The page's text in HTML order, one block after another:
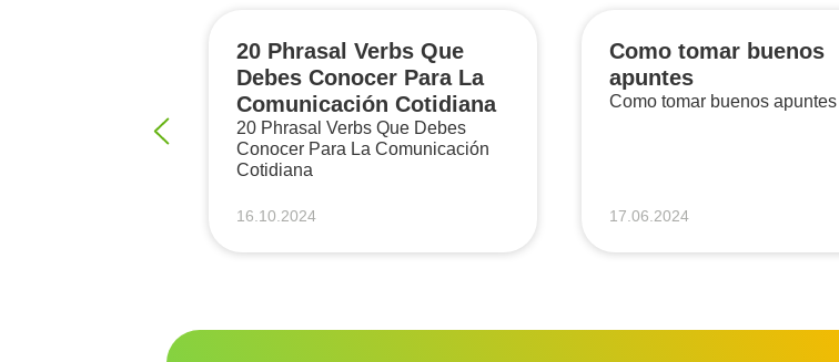
20 Phrasal Verbs Que
Debes Conocer Para La
Comunicación Cotidiana
20 Phrasal Verbs Que Debes
Conocer Para La Comunicación
Cotidiana
16.10.2024
Como tomar buenos
apuntes
Como tomar buenos apuntes
17.06.2024